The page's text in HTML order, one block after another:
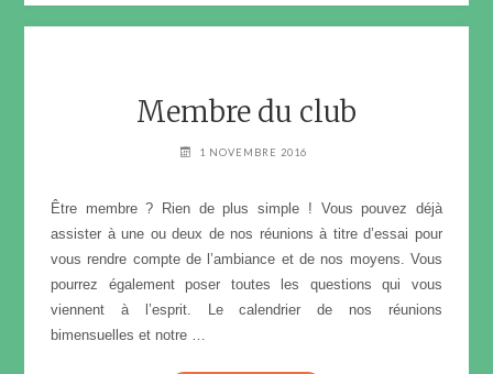
Membre du club
1 NOVEMBRE 2016
Être membre ? Rien de plus simple ! Vous pouvez déjà
assister à une ou deux de nos réunions à titre d’essai pour
vous rendre compte de l’ambiance et de nos moyens. Vous
pourrez également poser toutes les questions qui vous
viennent à l’esprit. Le calendrier de nos réunions
bimensuelles et notre …